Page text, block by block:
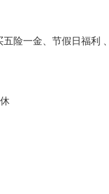
险一金、节假日福利